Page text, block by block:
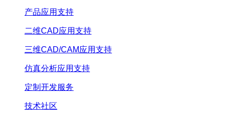
产品应用支持
二维CAD应用支持
三维CAD/CAM应用支持
仿真分析应用支持
定制开发服务
技术社区